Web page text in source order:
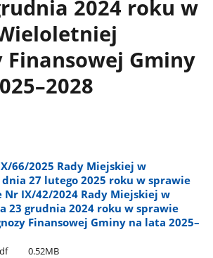
2024 roku w
Finansowej Gminy
X/66/2025 Rady Miejskiej w
27 lutego 2025 roku w sprawie
Nr IX/42/2024 Rady Miejskiej w
23 grudnia 2024 roku w sprawie
Finansowej Gminy na lata 2025–
0.52MB